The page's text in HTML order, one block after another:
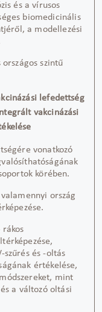
és a vírusos
biomedicinális
,a modellezési
szintű
lefedettség
vakcinázási
vonatkozó
körében.
ország
rákos
szűrés és -oltás
értékelése,
mint
a változó oltási